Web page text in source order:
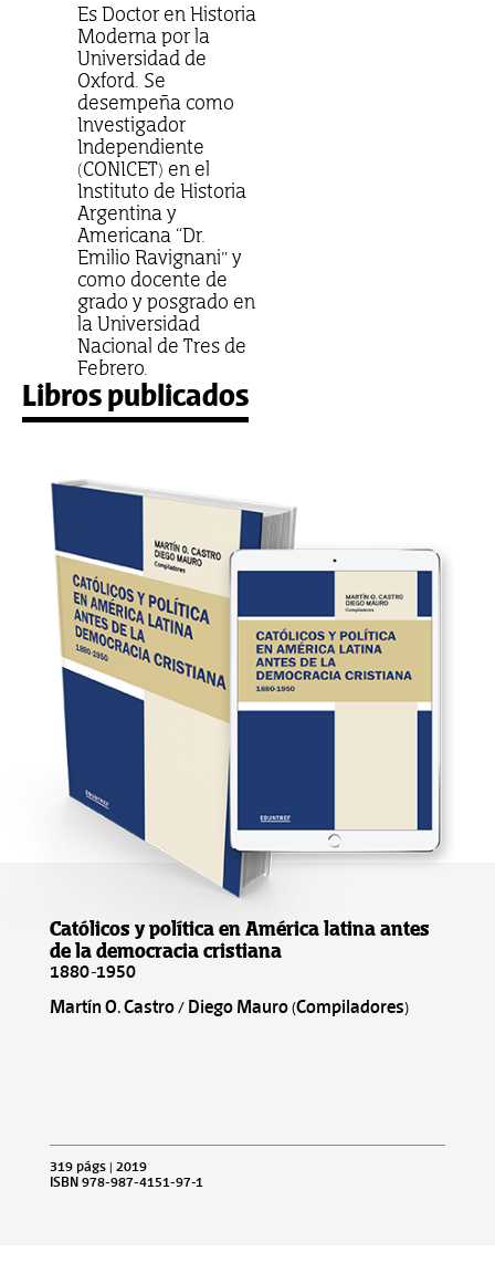
Es Doctor en Historia
Moderna por la
Universidad de
Oxford. Se
desempeña como
Investigador
Independiente
(CONICET) en el
Instituto de Historia
Argentina y
Americana “Dr.
Emilio Ravignani” y
como docente de
grado y posgrado en
la Universidad
Nacional de Tres de
Febrero.
Libros publicados
Católicos y política en América latina antes
de la democracia cristiana
1880-1950
Martín O. Castro / Diego Mauro (Compiladores)
319 págs | 2019
ISBN 978-987-4151-97-1